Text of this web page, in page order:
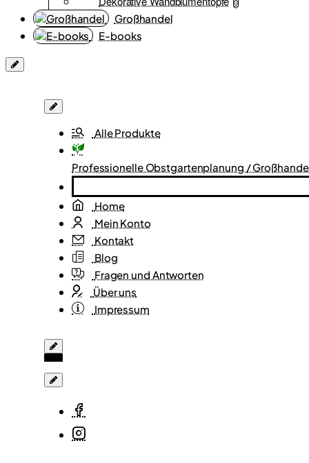
Großhandel
E-books
Alle Produkte
Professionelle Obstgartenplanung /
Home
Mein Konto
Kontakt
Blog
Fragen und Antworten
Über uns
Impressum